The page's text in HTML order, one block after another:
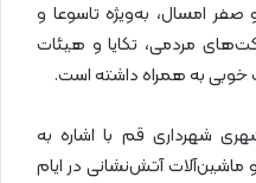
امسال، به‌ویژه تاسوعا و
مردمی، تکایا و هیئات
خوبی به همراه داشته است.
شهرداری قم با اشاره به
ماشین‌آلات آتش‌نشانی در ایام